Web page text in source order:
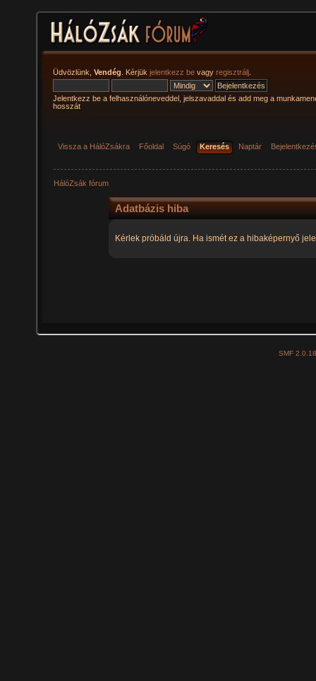
Üdvözlünk, Vendég . Kérjük jelentkezz be vagy regisztrálj
Jelentkezz be a felhasználóneveddel, jelszavaddal és add meg a
hosszát
Vissza a HálóZsákra Főoldal Súgó Keresés Naptár
HálóZsák fórum
Adatbázis hiba
Kérlek próbáld újra. Ha ismét ez a hibaképernyő
SMF 2.0.18